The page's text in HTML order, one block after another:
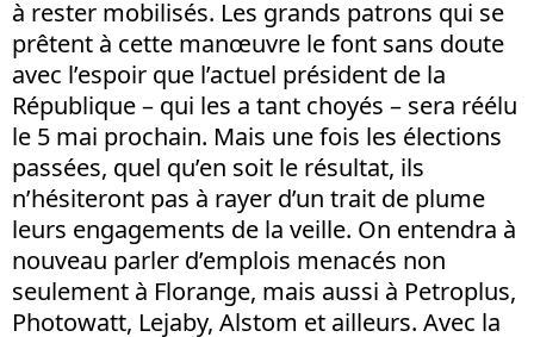
à rester mobilisés. Les grands patrons qui se
prêtent à cette manœuvre le font sans doute
avec l’espoir que l’actuel président de la
République – qui les a tant choyés – sera réélu
le 5 mai prochain. Mais une fois les élections
passées, quel qu’en soit le résultat, ils
n’hésiteront pas à rayer d’un trait de plume
leurs engagements de la veille. On entendra à
nouveau parler d’emplois menacés non
seulement à Florange, mais aussi à Petroplus,
Photowatt, Lejaby, Alstom et ailleurs. Avec la